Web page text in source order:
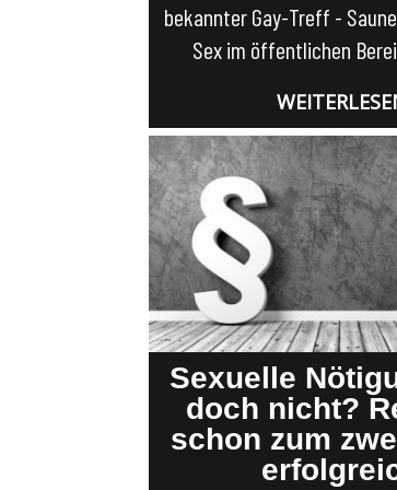
bekannter Gay-Treff -
Sex im öffentlichen
Sexuelle
doch nicht?
schon zum